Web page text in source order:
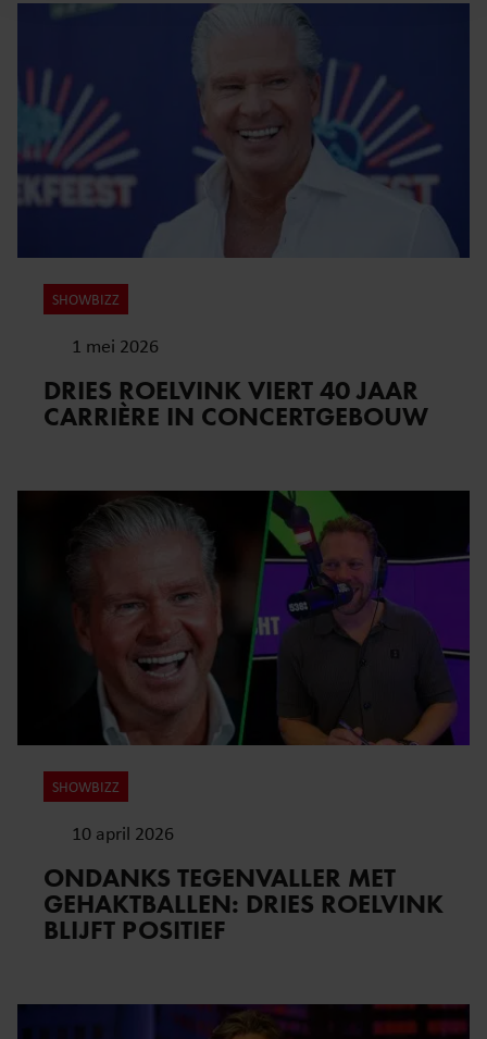
en om ons websiteverkeer te analyseren. Ook delen we
partners voor social media, adverteren en analyse. Deze
partners kunnen deze gegevens combineren met andere
informatie die u aan ze heeft verstrekt of die ze hebben
verzameld op basis van uw gebruik van hun services. U
gaat akkoord met onze cookies als u onze website blijft
gebruiken.
SHOWBIZZ
1 mei 2026
DRIES ROELVINK VIERT 40 JAAR
CARRIÈRE IN CONCERTGEBOUW
SHOWBIZZ
10 april 2026
ONDANKS TEGENVALLER MET
GEHAKTBALLEN: DRIES ROELVINK
BLIJFT POSITIEF